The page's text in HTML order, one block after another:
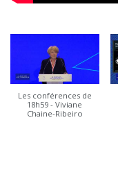
Les conférences de
18h59 - Viviane
Chaine-Ribeiro